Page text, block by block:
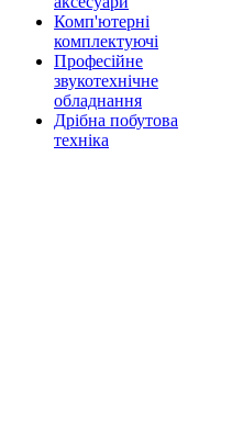
Комп'ютерні
комплектуючі
Професійне
звукотехнічне
обладнання
Дрібна побутова
техніка